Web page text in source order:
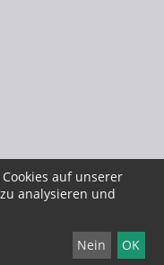
auf unserer
analysieren und
Nein OK